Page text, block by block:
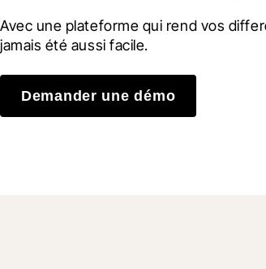
Avec une plateforme qui rend vos
jamais été aussi facile.
Demander une démo